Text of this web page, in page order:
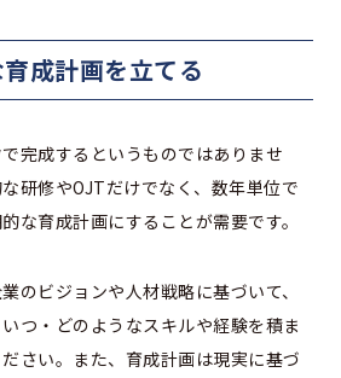
成計画を立てる
完成するというものではありませ
研修やOJTだけでなく、数年単位で
な育成計画にすることが需要です。
のビジョンや人材戦略に基づいて、
つ・どのようなスキルや経験を積ま
さい。また、育成計画は現実に基づ